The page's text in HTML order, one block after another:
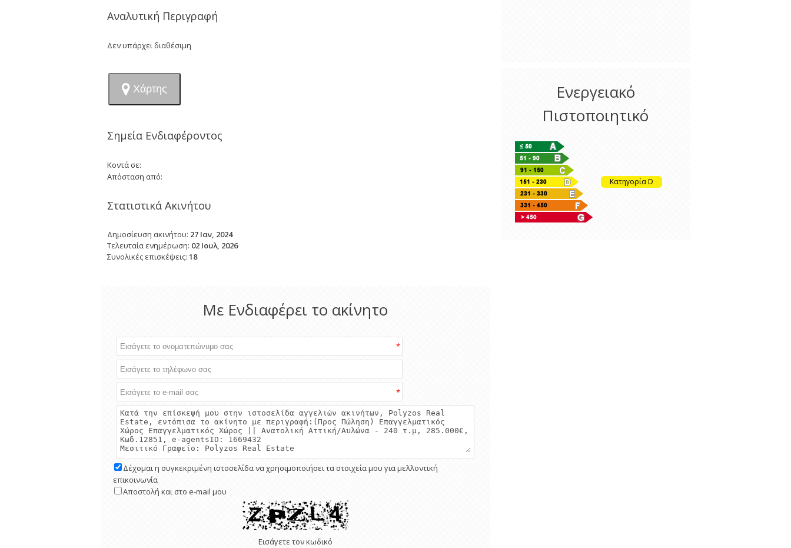
Αναλυτική Περιγραφή
Δεν υπάρχει διαθέσιμη
Χάρτης
Σημεία Ενδιαφέροντος
Κοντά σε:
Απόσταση από:
Στατιστικά Ακινήτου
Δημοσίευση ακινήτου: 27 Ιαν, 2024
Τελευταία ενημέρωση: 02 Ιουλ, 2026
Συνολικές επισκέψεις:18
Με Ενδιαφέρει το ακίνητο
*
*
Δέχομαι η συγκεκριμένη ιστοσελίδα να χρησιμοποιήσει τα στοιχεία μου για μελλοντική
επικοινωνία
Αποστολή και στο e-mail μου
Εισάγετε τον κωδικό
Ενεργειακό
Πιστοποιητικό
Κατηγορία D